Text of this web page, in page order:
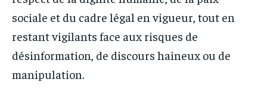
sociale et du cadre légal en vigueur, tout en
restant vigilants face aux risques de
désinformation, de discours haineux ou de
manipulation.